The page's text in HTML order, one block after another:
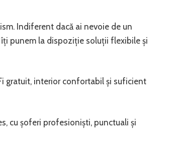
Indiferent dacă ai nevoie de un
punem la dispoziție soluții flexibile și
gratuit, interior confortabil și suficient
cu șoferi profesioniști, punctuali și